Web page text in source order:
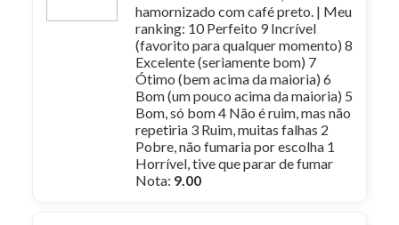
hamornizado com café preto. | Meu
ranking: 10 Perfeito 9 Incrível
(favorito para qualquer momento) 8
Excelente (seriamente bom) 7
Ótimo (bem acima da maioria) 6
Bom (um pouco acima da maioria) 5
Bom, só bom 4 Não é ruim, mas não
repetiria 3 Ruim, muitas falhas 2
Pobre, não fumaria por escolha 1
Horrível, tive que parar de fumar
Nota: 9.00